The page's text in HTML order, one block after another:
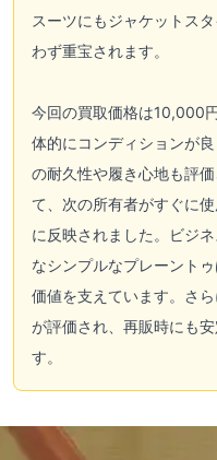
スーツにもジャケットス
わず重宝されます。
今回の買取価格は10,000
体的にコンディションが
の耐久性や履き心地も評
て、次の所有者がすぐに
に反映されました。ビジ
なシンプルなプレーント
価値を支えています。さ
が評価され、再販時にも
す。